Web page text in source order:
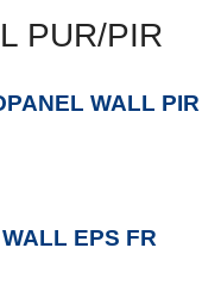
PUR/PIR
WALL PIR
EPS FR